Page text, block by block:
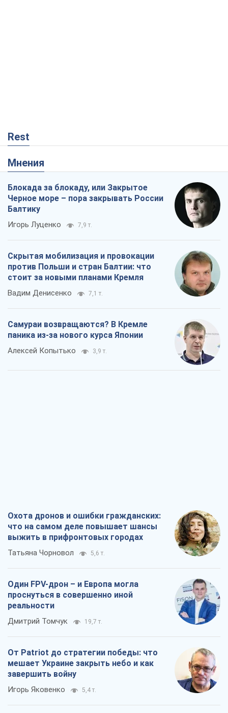
Rest
Мнения
Блокада за блокаду, или Закрытое
Черное море – пора закрывать России
Балтику
Игорь Луценко 7,9 т.
Скрытая мобилизация и провокации
против Польши и стран Балтии: что
стоит за новыми планами Кремля
Вадим Денисенко 7,1 т.
Самураи возвращаются? В Кремле
паника из-за нового курса Японии
Алексей Копытько 3,9 т.
Охота дронов и ошибки гражданских:
что на самом деле повышает шансы
выжить в прифронтовых городах
Татьяна Чорновол 5,6 т.
Один FPV-дрон – и Европа могла
проснуться в совершенно иной
реальности
Дмитрий Томчук 19,7 т.
От Patriot до стратегии победы: что
мешает Украине закрыть небо и как
завершить войну
Игорь Яковенко 5,4 т.